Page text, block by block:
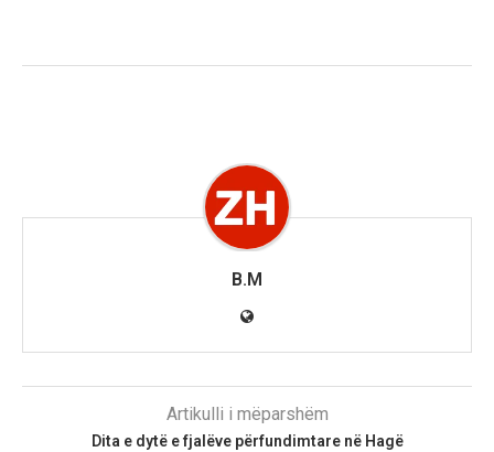
B.M
Artikulli i mëparshëm
Dita e dytë e fjalëve përfundimtare në Hagë